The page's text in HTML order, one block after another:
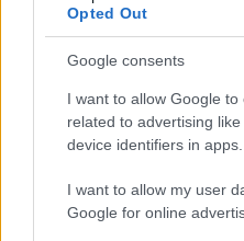
Opted Out
Google consents
I want to allow Google to
related to advertising
device identifiers in apps.
I want to allow my user
Google for online
Mire a végére értem,